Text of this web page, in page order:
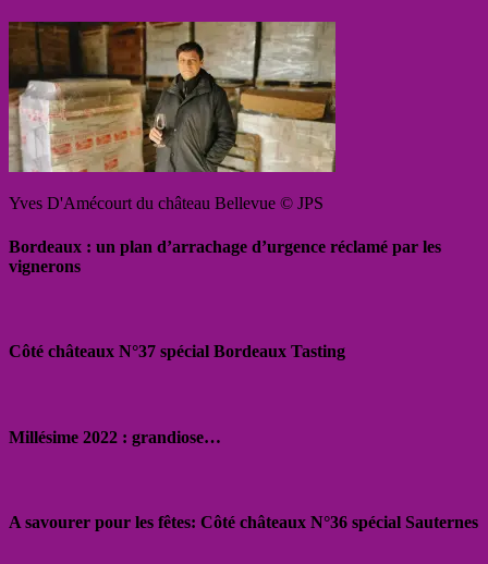
Yves D'Amécourt du château Bellevue © JPS
Bordeaux : un plan d’arrachage d’urgence réclamé par les
vignerons
Côté châteaux N°37 spécial Bordeaux Tasting
Millésime 2022 : grandiose…
A savourer pour les fêtes: Côté châteaux N°36 spécial Sauternes